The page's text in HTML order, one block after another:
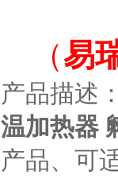
（易
产品描述
温加热器
产品、可